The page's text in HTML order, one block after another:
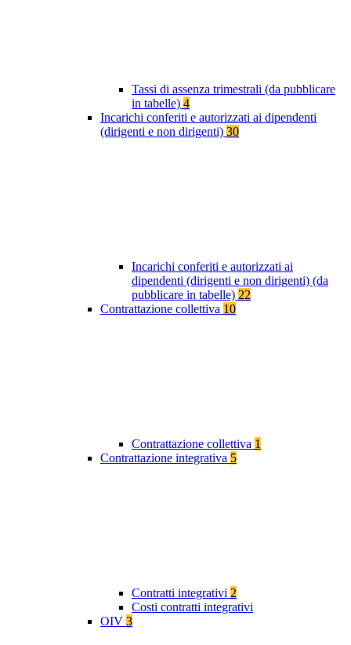
Tassi di assenza trimestrali (da pubblicare
in tabelle) 4
Incarichi conferiti e autorizzati ai dipendenti
(dirigenti e non dirigenti) 30
Incarichi conferiti e autorizzati ai
dipendenti (dirigenti e non dirigenti) (da
pubblicare in tabelle) 22
Contrattazione collettiva 10
Contrattazione collettiva 1
Contrattazione integrativa 5
Contratti integrativi 2
Costi contratti integrativi
OIV 3